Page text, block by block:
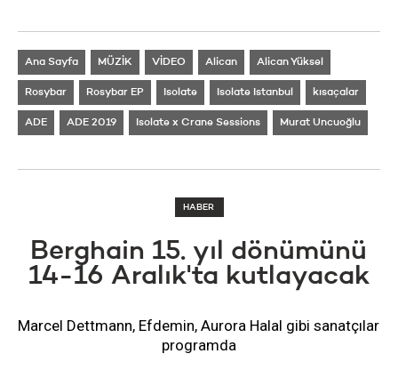
Ana Sayfa MÜZİK VİDEO Alican Alican Yüksel
Rosybar Rosybar EP Isolate Isolate Istanbul kısaçalar
ADE ADE 2019 Isolate x Crane Sessions Murat Uncuoğlu
HABER
Berghain 15. yıl dönümünü
14-16 Aralık'ta kutlayacak
Marcel Dettmann, Efdemin, Aurora Halal gibi sanatçılar
programda